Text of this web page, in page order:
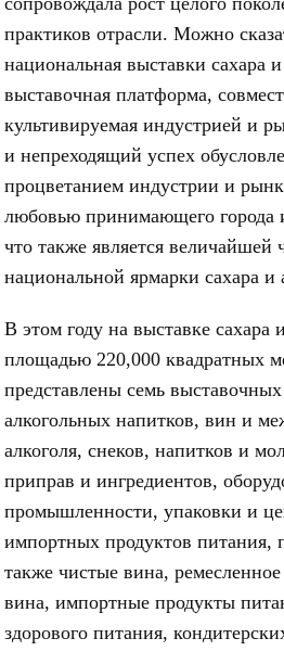
практиков отрасли. Можно
национальная выставки сахара
выставочная платформа,
культивируемая индустрией и
и непреходящий успех
процветанием индустрии и
любовью принимающего города
что также является величайшей
национальной ярмарки сахара и
В этом году на выставке сахара
площадью 220,000 квадратных
представлены семь
алкогольных напитков, вин и
алкоголя, снеков, напитков и
приправ и ингредиентов,
промышленности, упаковки и
импортных продуктов питания,
также чистые вина,
вина, импортные продукты
здорового питания,